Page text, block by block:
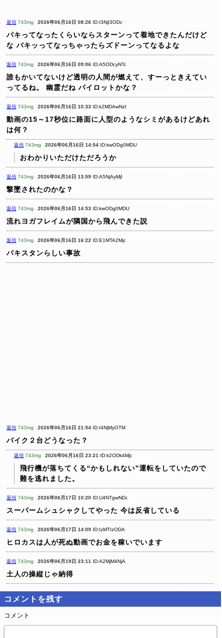
返信 743mg 2026年06月16日 08:26 ID:I3NjI3ODc
パキってなったくらいならスターンって着地できたんだけど
な バキッってなっちゃったらズドーンってなるよな
返信 743mg 2026年06月16日 09:06 ID:A5ODcyNTc
誰もかいてないけど透明の人間が燃えて、すーっときえてい
ってるね。
幽霊だね パイロットかな？
返信 743mg 2026年06月16日 10:33 ID:k2MDAwNzI
動画の15～17秒位に路面に人型のようなシミがあるけどあれ
は何？
返信 743mg 2026年06月16日 14:54 ID:kwODg0MDU
おわかりいただけただろうか
返信 743mg 2026年06月16日 13:59 ID:A5NjAyMjI
撃墜されたのかな？
返信 743mg 2026年06月16日 14:53 ID:kwODg0MDU
流れヨガフレイムが隣国から飛んできた説
返信 743mg 2026年06月16日 16:22 ID:E1MTA2Mjc
パキスタンらしい事故
返信 743mg 2026年06月16日 21:54 ID:I4NjMyOTM
バイク２台どうなった？
返信 743mg 2026年06月16日 23:21 ID:k2ODk4Mjc
飛行機が落ちてくる“かもしれない”運転をしていたので
難を逃れました。
返信 743mg 2026年06月17日 10:20 ID:U4NTgwNDc
スーパームシュシャクしてやった 今は反省している
返信 743mg 2026年06月17日 14:09 ID:IzMTIzODA
ヒロカスは人が死ぬ動画でお金を稼いでいます
返信 743mg 2026年06月19日 23:11 ID:A2MjM4NjA
土人の操縦じゃ納得
コメントを残す
コメント